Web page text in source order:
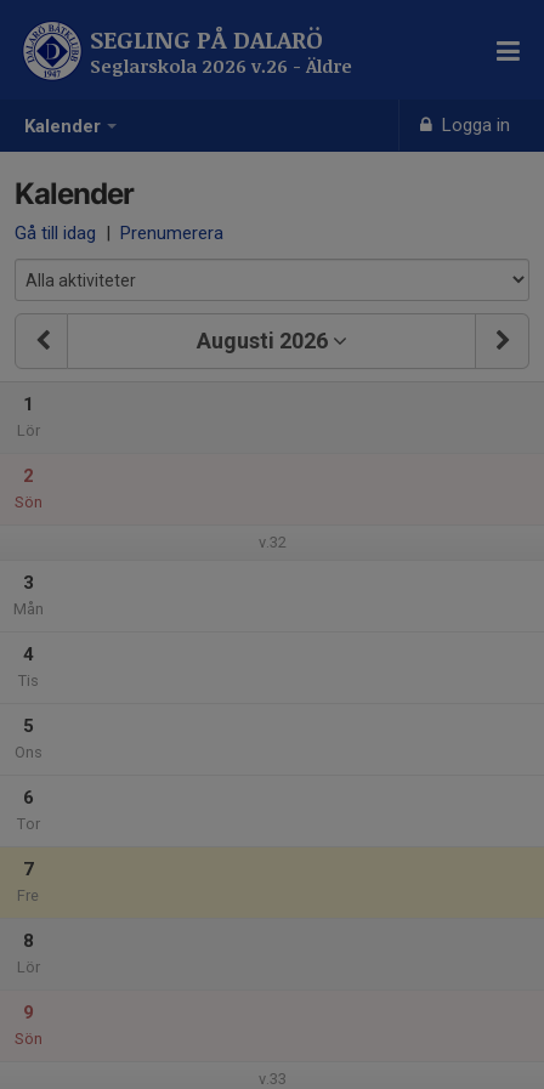
Kalender Logga in
SEGLING PÅ DALARÖ
Seglarskola 2026 v.26 - Äldre
Kalender
Gå till idag | Prenumerera
Augusti 2026
1
Lör
2
Sön
v.32
3
Mån
4
Tis
5
Ons
6
Tor
7
Fre
8
Lör
9
Sön
v.33